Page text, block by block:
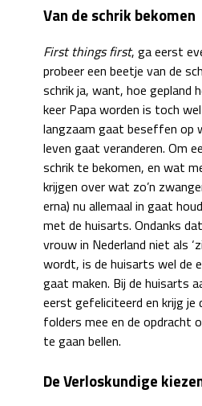
Van de schrik bekomen
First things first, ga eerst
probeer een beetje van de
schrik ja, want, hoe gepland
keer Papa worden is toch
langzaam gaat beseffen op
leven gaat veranderen. Om
schrik te bekomen, en wat
krijgen over wat zo’n
erna) nu allemaal in gaat
met de huisarts. Ondanks
vrouw in Nederland niet als
wordt, is de huisarts wel de
gaat maken. Bij de huisarts
eerst gefeliciteerd en krijg je
folders mee en de opdracht
te gaan bellen.
De Verloskundige